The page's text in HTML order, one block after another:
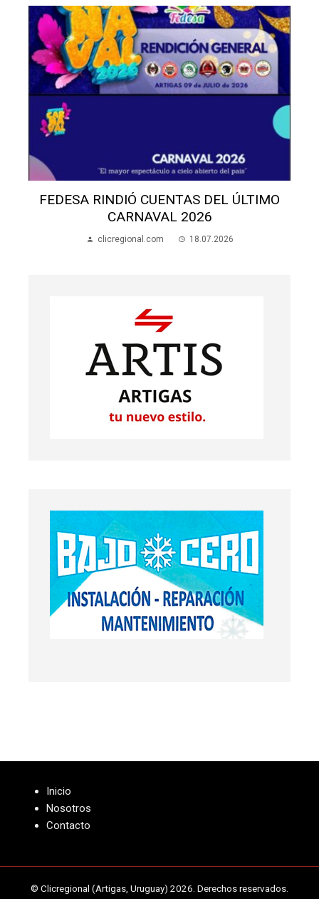
FEDESA RINDIÓ CUENTAS DEL ÚLTIMO
CARNAVAL 2026
clicregional.com 18.07.2026
Inicio
Nosotros
Contacto
© Clicregional (Artigas, Uruguay) 2026. Derechos reservados.